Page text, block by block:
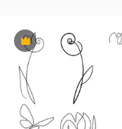
Premium